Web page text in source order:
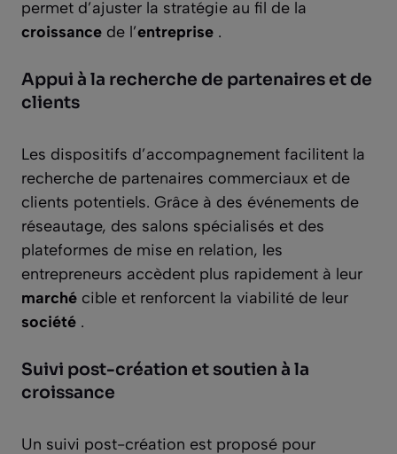
permet d’ajuster la stratégie au fil de la
croissance de l’entreprise .
Appui à la recherche de partenaires et de
clients
Les dispositifs d’accompagnement facilitent la
recherche de partenaires commerciaux et de
clients potentiels. Grâce à des événements de
réseautage, des salons spécialisés et des
plateformes de mise en relation, les
entrepreneurs accèdent plus rapidement à leur
marché cible et renforcent la viabilité de leur
société .
Suivi post-création et soutien à la
croissance
Un suivi post-création est proposé pour